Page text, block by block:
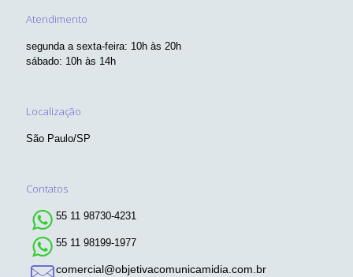
Atendimento
segunda a sexta-feira: 10h às 20h
sábado: 10h às 14h
Localização
São Paulo/SP
Contatos
55 11 98730-4231
55 11 98199-1977
comercial@objetivacomunicamidia.com.br